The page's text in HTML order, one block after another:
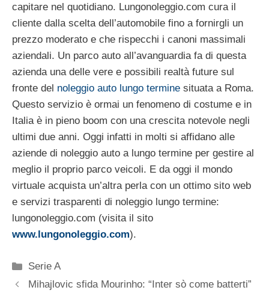
capitare nel quotidiano. Lungonoleggio.com cura il
cliente dalla scelta dell’automobile fino a fornirgli un
prezzo moderato e che rispecchi i canoni massimali
aziendali. Un parco auto all’avanguardia fa di questa
azienda una delle vere e possibili realtà future sul
fronte del noleggio auto lungo termine situata a Roma.
Questo servizio è ormai un fenomeno di costume e in
Italia è in pieno boom con una crescita notevole negli
ultimi due anni. Oggi infatti in molti si affidano alle
aziende di noleggio auto a lungo termine per gestire al
meglio il proprio parco veicoli. E da oggi il mondo
virtuale acquista un’altra perla con un ottimo sito web
e servizi trasparenti di noleggio lungo termine:
lungonoleggio.com (visita il sito
www.lungonoleggio.com).
Categorie
Serie A
Mihajlovic sfida Mourinho: “Inter sò come batterti”